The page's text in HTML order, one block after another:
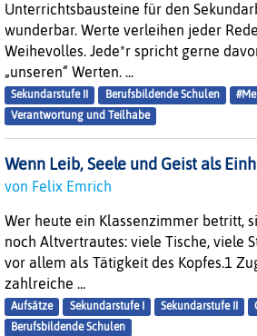
Unterrichtsbausteine für den
wunderbar. Werte verleihen jeder
Weihevolles. Jede*r spricht gerne
„unseren“ Werten. ...
Sekundarstufe II Berufsbildende Schulen
Verantwortung und Teilhabe
Wenn Leib, Seele und Geist als
von Felix Emrich
Wer heute ein Klassenzimmer betritt,
noch Altvertrautes: viele Tische, viele
vor allem als Tätigkeit des Kopfes.1
zahlreiche ...
Aufsätze Sekundarstufe I Sekundarstufe II
Berufsbildende Schulen